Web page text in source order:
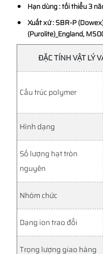
Hạn dùng : tối thiểu 3
Xuất xứ : SBR-P
(Purolite)_England,
ĐẶC TÍNH VẬT LÝ
Cấu trúc polymer
Hình dạng
Số lượng hạt tròn
nguyên
Nhóm chức
Dạng ion trao đổi
Trọng lượng giao hàng